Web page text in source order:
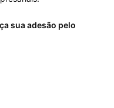
sua adesão pelo